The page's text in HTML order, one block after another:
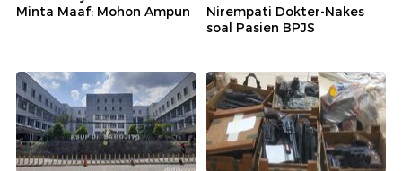
Minta Maaf: Mohon Ampun
Nirempati Dokter-Nakes
soal Pasien BPJS